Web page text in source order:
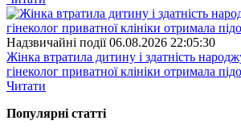
Надзвичайні події 06.08.2026 22:05:30
Жінка втратила дитину і здатність
гінеколог приватної клініки отримала
Читати
Популярнi статтi